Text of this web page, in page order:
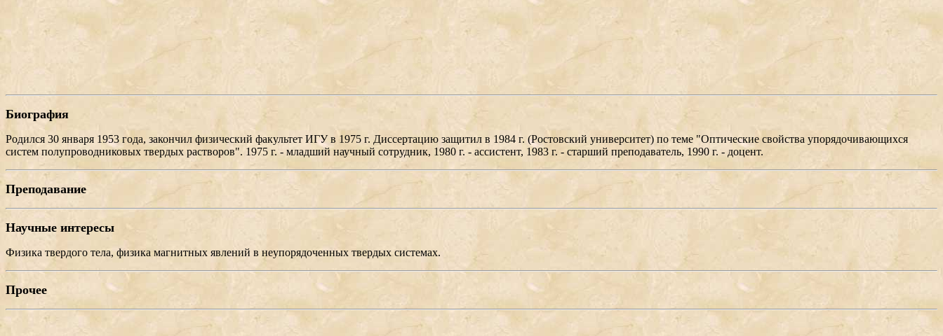
Биография
Родился 30 января 1953 года, закончил физический факультет ИГУ в 1975 г. Диссертацию защитил в 1984 г. (Ростовский университет) по теме "Оптические свойства упорядочивающихся
систем полупроводниковых твердых растворов". 1975 г. - младший научный сотрудник, 1980 г. - ассистент, 1983 г. - старший преподаватель, 1990 г. - доцент.
Преподавание
Научные интересы
Физика твердого тела, физика магнитных явлений в неупорядоченных твердых системах.
Прочее